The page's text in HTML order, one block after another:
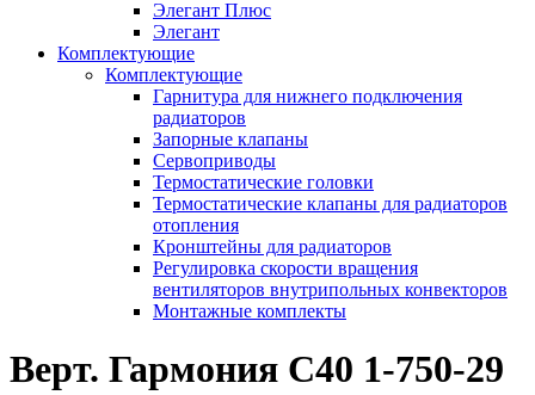
Элегант Плюс
Элегант
Комплектующие
Комплектующие
Гарнитура для нижнего подключения
радиаторов
Запорные клапаны
Сервоприводы
Термостатические головки
Термостатические клапаны для радиаторов
отопления
Кронштейны для радиаторов
Регулировка скорости вращения
вентиляторов внутрипольных конвекторов
Монтажные комплекты
Верт. Гармония С40 1-750-29